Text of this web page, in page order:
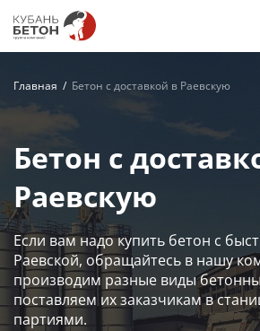
Главная Бетон с доставкой в Раевскую
Бетон с
Раевскую
Если вам надо купить бетон с
Раевской, обращайтесь в нашу
производим разные виды
поставляем их заказчикам в
партиями.